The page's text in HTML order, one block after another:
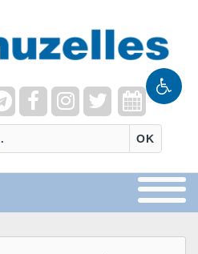
OK